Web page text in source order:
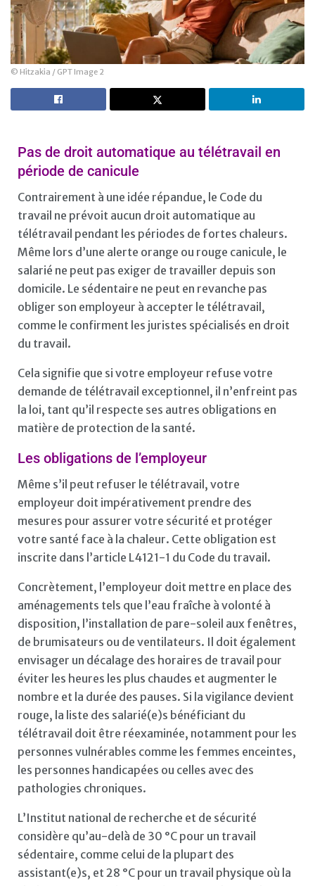
© Hitzakia / GPT Image 2
Pas de droit automatique au télétravail en
période de canicule
Contrairement à une idée répandue, le Code du
travail ne prévoit aucun droit automatique au
télétravail pendant les périodes de fortes chaleurs.
Même lors d’une alerte orange ou rouge canicule, le
salarié ne peut pas exiger de travailler depuis son
domicile. Le sédentaire ne peut en revanche pas
obliger son employeur à accepter le télétravail,
comme le confirment les juristes spécialisés en droit
du travail.
Cela signifie que si votre employeur refuse votre
demande de télétravail exceptionnel, il n’enfreint pas
la loi, tant qu’il respecte ses autres obligations en
matière de protection de la santé.
Les obligations de l’employeur
Même s’il peut refuser le télétravail, votre
employeur doit impérativement prendre des
mesures pour assurer votre sécurité et protéger
votre santé face à la chaleur. Cette obligation est
inscrite dans l’article L4121-1 du Code du travail.
Concrètement, l’employeur doit mettre en place des
aménagements tels que l’eau fraîche à volonté à
disposition, l’installation de pare-soleil aux fenêtres,
de brumisateurs ou de ventilateurs. Il doit également
envisager un décalage des horaires de travail pour
éviter les heures les plus chaudes et augmenter le
nombre et la durée des pauses. Si la vigilance devient
rouge, la liste des salarié(e)s bénéficiant du
télétravail doit être réexaminée, notamment pour les
personnes vulnérables comme les femmes enceintes,
les personnes handicapées ou celles avec des
pathologies chroniques.
L’Institut national de recherche et de sécurité
considère qu’au-delà de 30 °C pour un travail
sédentaire, comme celui de la plupart des
assistant(e)s, et 28 °C pour un travail physique où la